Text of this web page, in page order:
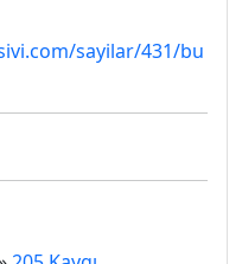
sayilar/431/bu